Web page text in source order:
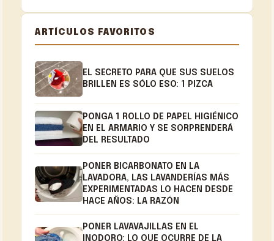
ARTÍCULOS FAVORITOS
EL SECRETO PARA QUE SUS SUELOS
BRILLEN ES SÓLO ESO: 1 PIZCA
PONGA 1 ROLLO DE PAPEL HIGIÉNICO
EN EL ARMARIO Y SE SORPRENDERÁ
DEL RESULTADO
PONER BICARBONATO EN LA
LAVADORA, LAS LAVANDERÍAS MÁS
EXPERIMENTADAS LO HACEN DESDE
HACE AÑOS: LA RAZÓN
PONER LAVAVAJILLAS EN EL
INODORO: LO QUE OCURRE DE LA